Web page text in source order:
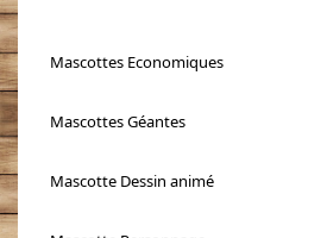
Mascottes Economiques
Mascottes Géantes
Mascotte Dessin animé